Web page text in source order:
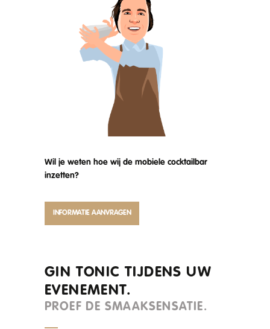
Wil je weten hoe wij de mobiele cocktailbar
inzetten?
INFORMATIE AANVRAGEN
GIN TONIC TIJDENS UW
EVENEMENT.
PROEF DE SMAAKSENSATIE.